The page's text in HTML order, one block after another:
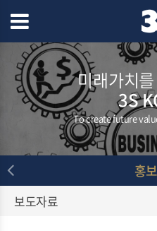
미래가치
3S
To create future
홍
보도자료